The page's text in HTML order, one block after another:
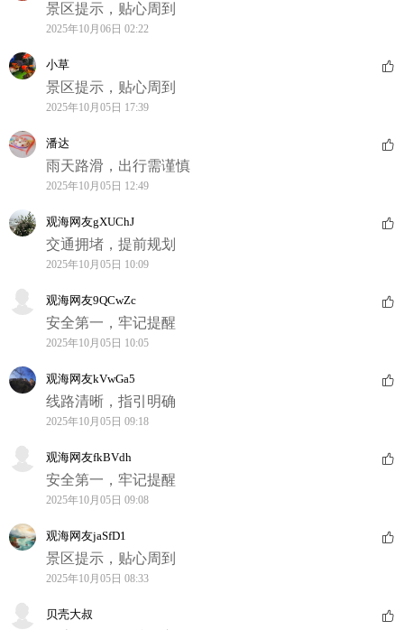
景区提示，贴心周到
2025年10月06日 02:22
小草
景区提示，贴心周到
2025年10月05日 17:39
潘达
雨天路滑，出行需谨慎
2025年10月05日 12:49
观海网友gXUChJ
交通拥堵，提前规划
2025年10月05日 10:09
观海网友9QCwZc
安全第一，牢记提醒
2025年10月05日 10:05
观海网友kVwGa5
线路清晰，指引明确
2025年10月05日 09:18
观海网友fkBVdh
安全第一，牢记提醒
2025年10月05日 09:08
观海网友jaSfD1
景区提示，贴心周到
2025年10月05日 08:33
贝壳大叔